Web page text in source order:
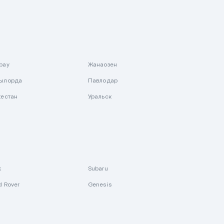
Жанаозен
Павлодар
Уральск
Subaru
Rover Genesis